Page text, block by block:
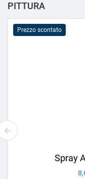
PITTURA
Prezzo scontato
Spray